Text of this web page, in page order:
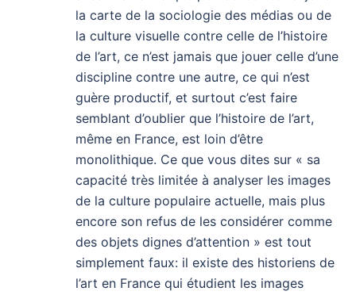
la carte de la sociologie des médias ou de
la culture visuelle contre celle de l’histoire
de l’art, ce n’est jamais que jouer celle d’une
discipline contre une autre, ce qui n’est
guère productif, et surtout c’est faire
semblant d’oublier que l’histoire de l’art,
même en France, est loin d’être
monolithique. Ce que vous dites sur « sa
capacité très limitée à analyser les images
de la culture populaire actuelle, mais plus
encore son refus de les considérer comme
des objets dignes d’attention » est tout
simplement faux: il existe des historiens de
l’art en France qui étudient les images